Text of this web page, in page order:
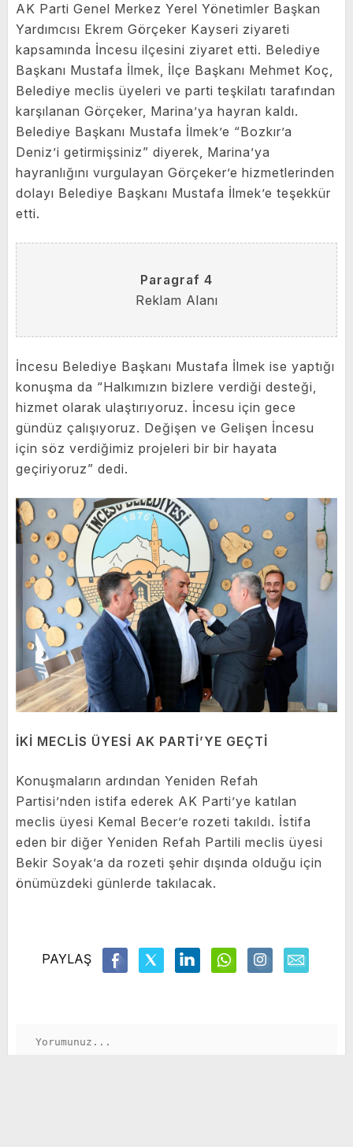
AK Parti Genel Merkez Yerel Yönetimler Başkan
Yardımcısı Ekrem Görçeker Kayseri ziyareti
kapsamında İncesu ilçesini ziyaret etti. Belediye
Başkanı Mustafa İlmek, İlçe Başkanı Mehmet Koç,
Belediye meclis üyeleri ve parti teşkilatı tarafından
karşılanan Görçeker, Marina’ya hayran kaldı.
Belediye Başkanı Mustafa İlmek’e “Bozkır’a
Deniz’i getirmişsiniz” diyerek, Marina’ya
hayranlığını vurgulayan Görçeker’e hizmetlerinden
dolayı Belediye Başkanı Mustafa İlmek’e teşekkür
etti.
Paragraf 4
Reklam Alanı
İncesu Belediye Başkanı Mustafa İlmek ise yaptığı
konuşma da “Halkımızın bizlere verdiği desteği,
hizmet olarak ulaştırıyoruz. İncesu için gece
gündüz çalışıyoruz. Değişen ve Gelişen İncesu
için söz verdiğimiz projeleri bir bir hayata
geçiriyoruz” dedi.
İKİ MECLİS ÜYESİ AK PARTİ’YE GEÇTİ
Konuşmaların ardından Yeniden Refah
Partisi’nden istifa ederek AK Parti’ye katılan
meclis üyesi Kemal Becer’e rozeti takıldı. İstifa
eden bir diğer Yeniden Refah Partili meclis üyesi
Bekir Soyak’a da rozeti şehir dışında olduğu için
önümüzdeki günlerde takılacak.
PAYLAŞ